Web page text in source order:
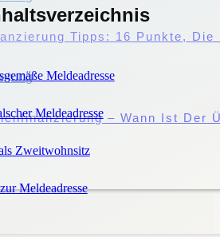
Des Hausfriedens: Droht
Pacht: Worin Liegen Die
Tipps: 16 Punkte,
– Wann Ist Der
Meldeadresse
Meldeadresse
Zweitwohnsitz
Meldeadresse